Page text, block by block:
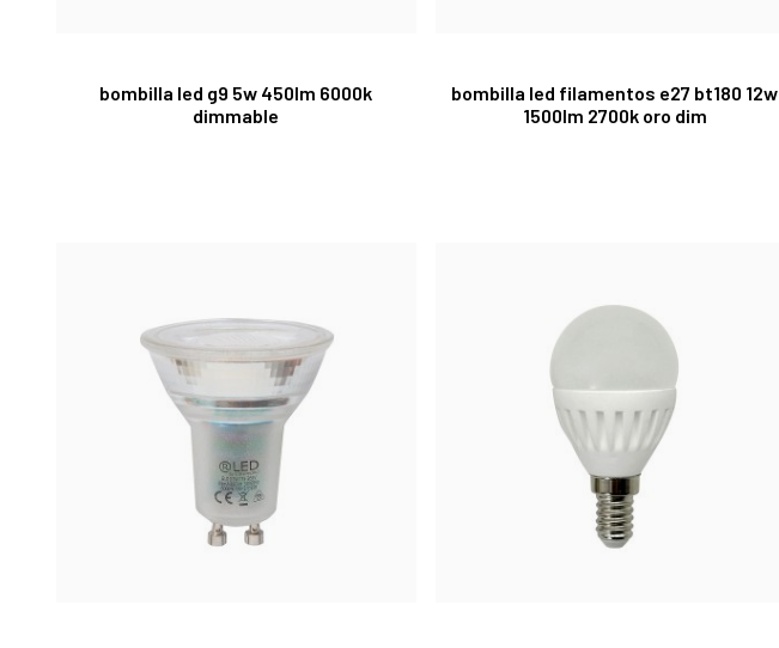
bombilla led g9 5w 450lm 6000k
dimmable
bombilla led filamentos e27 bt180 12w
1500lm 2700k oro dim